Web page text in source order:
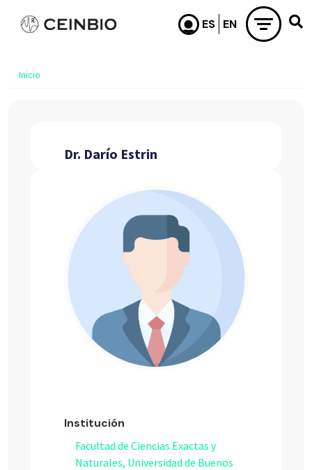
Pasar al contenido principal
Inicio
Dr. Darío Estrin
Institución
Facultad de Ciencias Exactas y
Naturales, Universidad de Buenos